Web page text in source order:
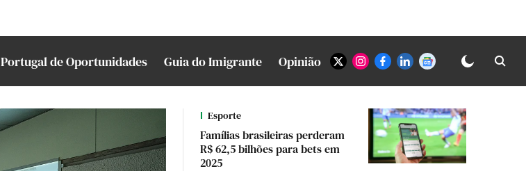
Portugal de Oportunidades Guia do Imigrante Opinião
Esporte
Famílias brasileiras perderam
R$ 62,5 bilhões para bets em
2025